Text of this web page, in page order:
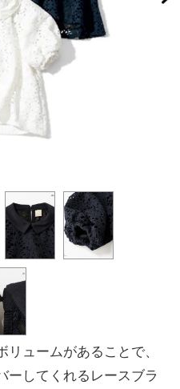
ュームがあることで、
ーしてくれるレースブラ